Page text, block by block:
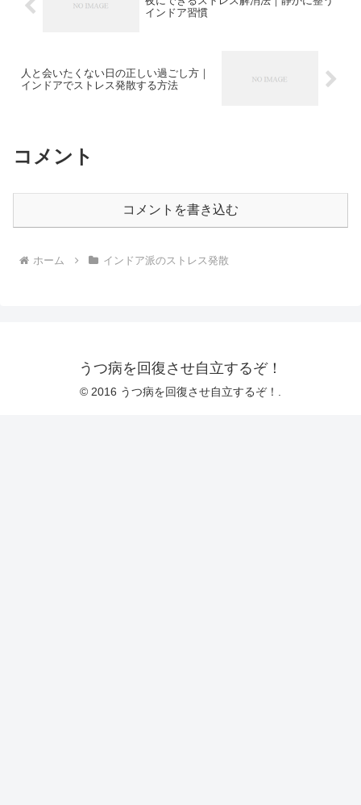
インドア習慣
人と会いたくない日の正しい過ごし方｜
インドアでストレス発散する方法
コメント
コメントを書き込む
ホーム インドア派のストレス発散
うつ病を回復させ自立するぞ！
© 2016 うつ病を回復させ自立するぞ！.